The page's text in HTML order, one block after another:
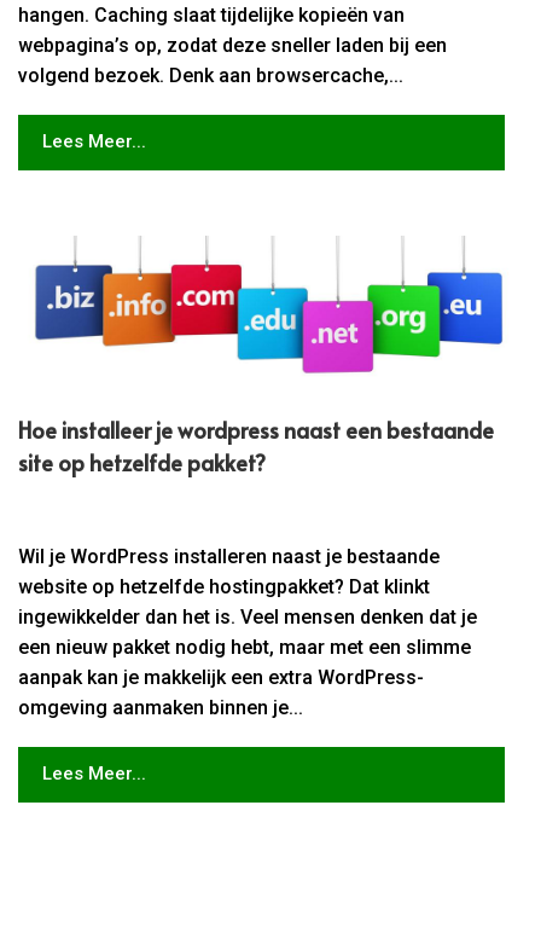
hangen. Caching slaat tijdelijke kopieën van
webpagina’s op, zodat deze sneller laden bij een
volgend bezoek. Denk aan browsercache,...
Lees Meer...
Hoe installeer je wordpress naast een bestaande
site op hetzelfde pakket?
Wil je WordPress installeren naast je bestaande
website op hetzelfde hostingpakket? Dat klinkt
ingewikkelder dan het is. Veel mensen denken dat je
een nieuw pakket nodig hebt, maar met een slimme
aanpak kan je makkelijk een extra WordPress-
omgeving aanmaken binnen je...
Lees Meer...